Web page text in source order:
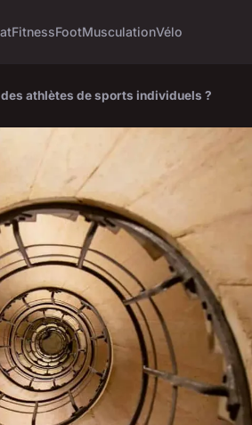
FitnessFootMusculationVélo
athlètes de sports individuels ?